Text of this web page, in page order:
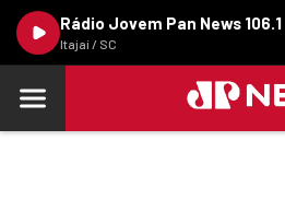
Rádio Jovem Pan News 106.1
Itajaí / SC